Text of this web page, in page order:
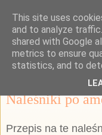
Przepisy
Naleśniki po
Przepis na te
This site uses
and to analyze
shared with Google
metrics to ensure
statistics, and to